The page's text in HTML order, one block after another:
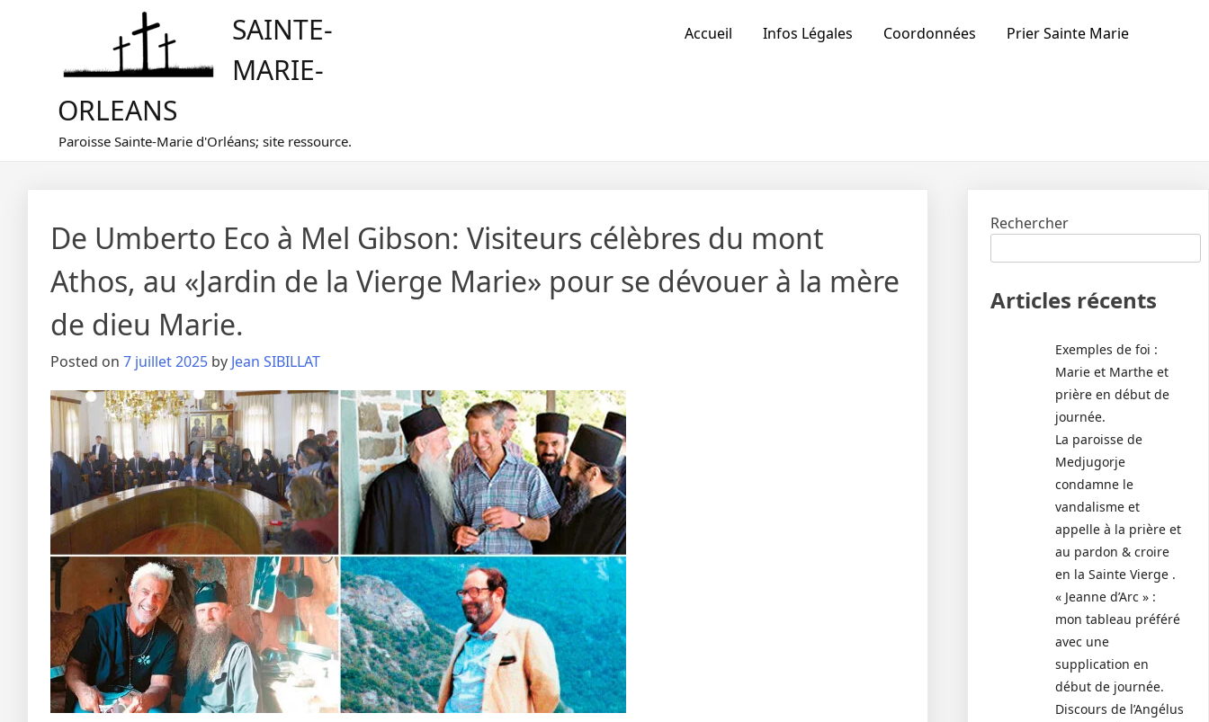
SAINTE-
MARIE-
ORLEANS
Paroisse Sainte-Marie d'Orléans; site ressource.
Accueil Infos Légales Coordonnées Prier Sainte Marie
De Umberto Eco à Mel Gibson: Visiteurs célèbres du mont
Athos, au «Jardin de la Vierge Marie» pour se dévouer à la mère
de dieu Marie.
Posted on 7 juillet 2025 by Jean SIBILLAT
Rechercher
Articles récents
Exemples de foi :
Marie et Marthe et
prière en début de
journée.
La paroisse de
Medjugorje
condamne le
vandalisme et
appelle à la prière et
au pardon & croire
en la Sainte Vierge .
« Jeanne d’Arc » :
mon tableau préféré
avec une
supplication en
début de journée.
Discours de l’Angélus